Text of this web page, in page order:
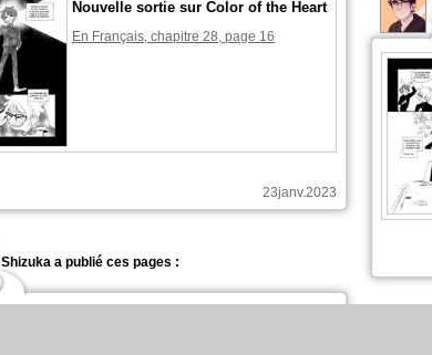
Nouvelle sortie sur Color of the Heart
En Français, chapitre 28, page 16
23janv.2023
Shizuka a publié ces pages :